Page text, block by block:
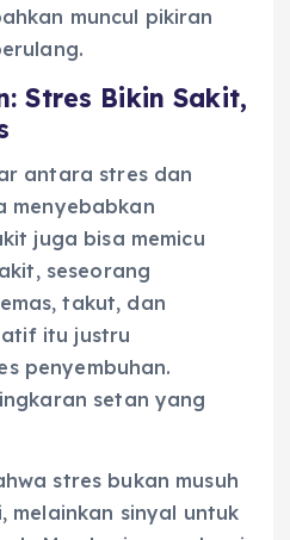
muncul pikiran
Stres Bikin Sakit,
antara stres dan
menyebabkan
juga bisa memicu
seseorang
takut, dan
itu justru
penyembuhan.
setan yang
stres bukan musuh
melainkan sinyal untuk